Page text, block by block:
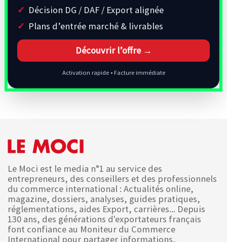
Décision DG / DAF / Export alignée
Plans d’entrée marché & livrables
Découvrir l’offre →
Activation rapide • Facture immédiate
Le Moci est le media n°1 au service des
entrepreneurs, des conseillers et des professionnels
du commerce international : Actualités online,
magazine, dossiers, analyses, guides pratiques,
réglementations, aides Export, carrières... Depuis
130 ans, des générations d'exportateurs français
font confiance au Moniteur du Commerce
International pour partager informations,